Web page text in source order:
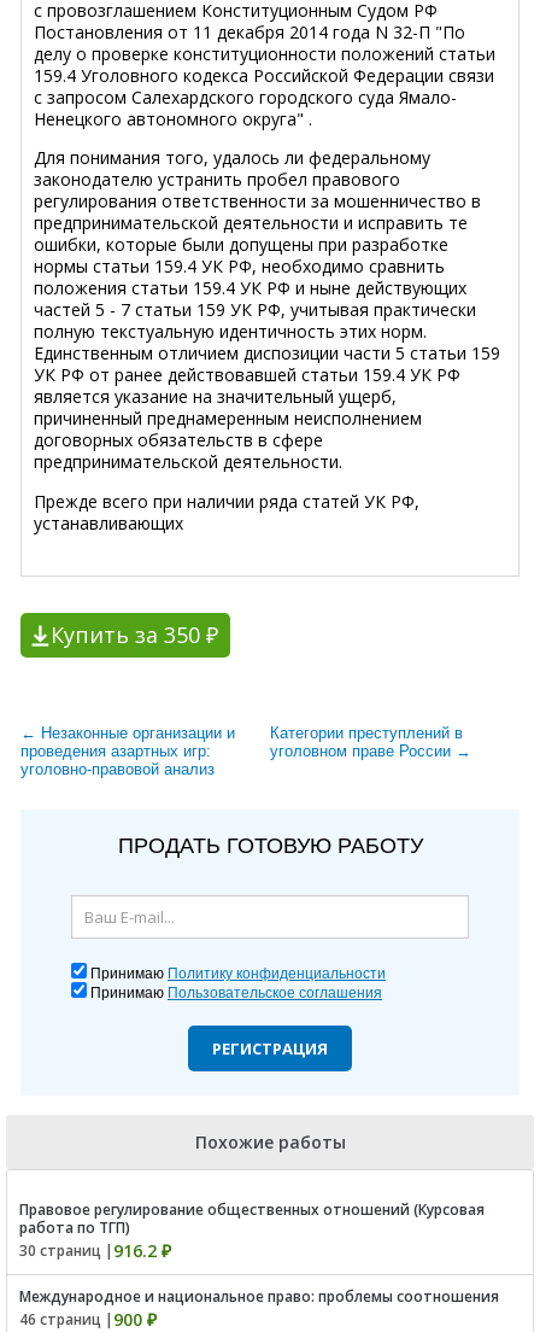
с провозглашением Конституционным Судом РФ
Постановления от 11 декабря 2014 года N 32-П "По
делу о проверке конституционности положений статьи
159.4 Уголовного кодекса Российской Федерации связи
с запросом Салехардского городского суда Ямало-
Ненецкого автономного округа" .
Для понимания того, удалось ли федеральному
законодателю устранить пробел правового
регулирования ответственности за мошенничество в
предпринимательской деятельности и исправить те
ошибки, которые были допущены при разработке
нормы статьи 159.4 УК РФ, необходимо сравнить
положения статьи 159.4 УК РФ и ныне действующих
частей 5 - 7 статьи 159 УК РФ, учитывая практически
полную текстуальную идентичность этих норм.
Единственным отличием диспозиции части 5 статьи 159
УК РФ от ранее действовавшей статьи 159.4 УК РФ
является указание на значительный ущерб,
причиненный преднамеренным неисполнением
договорных обязательств в сфере
предпринимательской деятельности.
Прежде всего при наличии ряда статей УК РФ,
устанавливающих
Купить за 350 ₽
← Незаконные организации и
проведения азартных игр:
уголовно-правовой анализ
Категории преступлений в
уголовном праве России →
ПРОДАТЬ ГОТОВУЮ РАБОТУ
Принимаю Политику конфиденциальности
Принимаю Пользовательское соглашения
РЕГИСТРАЦИЯ
Похожие работы
Правовое регулирование общественных отношений (Курсовая
работа по ТГП)
30 страниц | 916.2 ₽
Международное и национальное право: проблемы соотношения
46 страниц | 900 ₽